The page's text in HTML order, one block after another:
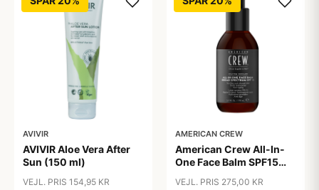
AVIVIR
AVIVIR Aloe Vera After
Sun (150 ml)
VEJL. PRIS 154,95 KR
AMERICAN CREW
American Crew All-In-
One Face Balm SPF15
VEJL. PRIS 275,00 KR